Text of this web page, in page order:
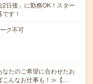
後」に勤務OK！スター
す！
ク不可
たのご希望に合わせたお
こんなお仕事も！≫【…